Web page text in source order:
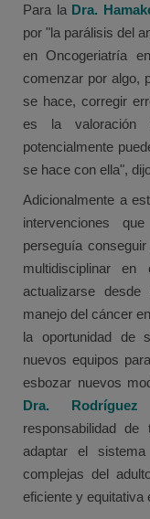
Para la Dra.
por "la parálisis del
en Oncogeriatría
comenzar por algo,
se hace, corregir
es la valoración
potencialmente
se hace con ella",
Adicionalmente a
intervenciones
perseguía
multidisciplinar
actualizarse
manejo del cáncer
la oportunidad de
nuevos equipos
esbozar nuevos
Dra.
responsabilidad
adaptar el
complejas del
eficiente y equitativa